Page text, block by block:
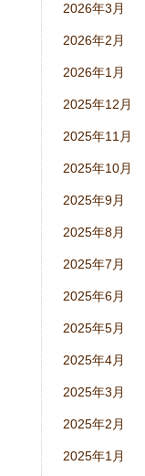
2026年3月
2026年2月
2026年1月
2025年12月
2025年11月
2025年10月
2025年9月
2025年8月
2025年7月
2025年6月
2025年5月
2025年4月
2025年3月
2025年2月
2025年1月